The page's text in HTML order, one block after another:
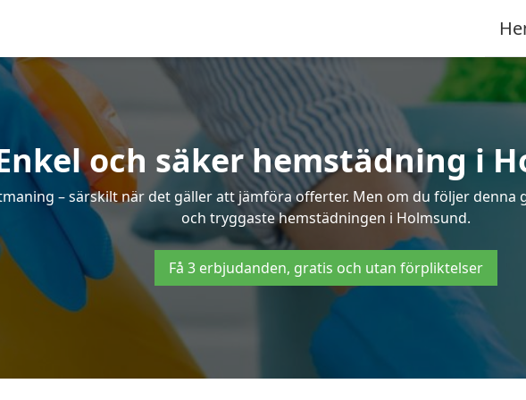
och säker hemstädning i
– särskilt när det gäller att jämföra offerter. Men om du följer
och tryggaste hemstädningen i Holmsund.
Få 3 erbjudanden, gratis och utan förpliktelser